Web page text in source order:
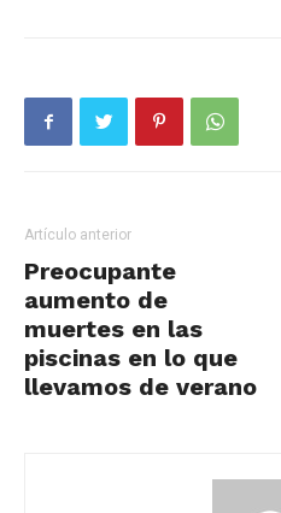
Artículo anterior
Preocupante
aumento de
muertes en las
piscinas en lo que
llevamos de verano